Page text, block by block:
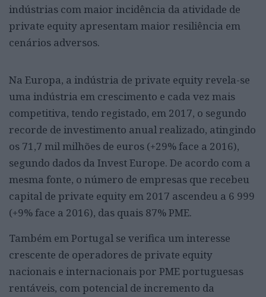
indústrias com maior incidência da atividade de
private equity apresentam maior resiliência em
cenários adversos.
Na Europa, a indústria de private equity revela-se
uma indústria em crescimento e cada vez mais
competitiva, tendo registado, em 2017, o segundo
recorde de investimento anual realizado, atingindo
os 71,7 mil milhões de euros (+29% face a 2016),
segundo dados da Invest Europe. De acordo com a
mesma fonte, o número de empresas que recebeu
capital de private equity em 2017 ascendeu a 6 999
(+9% face a 2016), das quais 87% PME.
Também em Portugal se verifica um interesse
crescente de operadores de private equity
nacionais e internacionais por PME portuguesas
rentáveis, com potencial de incremento da